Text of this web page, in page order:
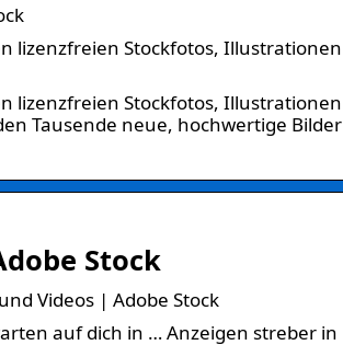
lizenzfreien Stockfotos, Illustrationen
lizenzfreien Stockfotos, Illustrationen
Tausende neue, hochwertige Bilder
Stock
Videos | Adobe Stock
auf dich in … Anzeigen streber in